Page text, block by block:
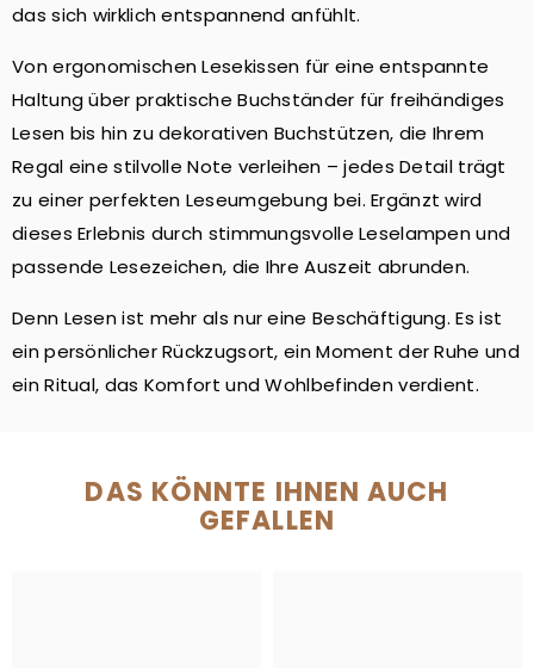
das sich wirklich entspannend anfühlt.
Von ergonomischen Lesekissen für eine entspannte
Haltung über praktische Buchständer für freihändiges
Lesen bis hin zu dekorativen Buchstützen, die Ihrem
Regal eine stilvolle Note verleihen – jedes Detail trägt
zu einer perfekten Leseumgebung bei. Ergänzt wird
dieses Erlebnis durch stimmungsvolle Leselampen und
passende Lesezeichen, die Ihre Auszeit abrunden.
Denn Lesen ist mehr als nur eine Beschäftigung. Es ist
ein persönlicher Rückzugsort, ein Moment der Ruhe und
ein Ritual, das Komfort und Wohlbefinden verdient.
DAS KÖNNTE IHNEN AUCH
GEFALLEN